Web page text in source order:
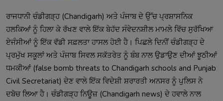
ਰਾਜਧਾਨੀ ਚੰਡੀਗੜ੍ਹ (Chandigarh) ਅਤੇ ਪੰਜਾਬ ਦੇ ਉੱਚ ਪ੍ਰਸ਼ਾਸਨਿਕ
ਹਲਕਿਆਂ ਨੂੰ ਹਿਲਾ ਕੇ ਰੱਖਣ ਵਾਲੇ ਇੱਕ ਬੇਹੱਦ ਸੰਵੇਦਨਸ਼ੀਲ ਮਾਮਲੇ ਵਿੱਚ ਸੁਰੱਖਿਆ
ਏਜੰਸੀਆਂ ਨੂੰ ਇੱਕ ਵੱਡੀ ਸਫ਼ਲਤਾ ਹਾਸਲ ਹੋਈ ਹੈ। ਪਿਛਲੇ ਦਿਨੀਂ ਚੰਡੀਗੜ੍ਹ ਦੇ
ਪ੍ਰਮੁੱਖ ਸਕੂਲਾਂ ਅਤੇ ਪੰਜਾਬ ਸਿਵਲ ਸਕੱਤਰੇਤ ਨੂੰ ਬੰਬ ਨਾਲ ਉਡਾਉਣ ਦੀਆਂ ਝੂਠੀਆਂ
ਧਮਕੀਆਂ (false bomb threats to Chandigarh schools and Punjab
Civil Secretariat) ਦੇਣ ਵਾਲੇ ਇੱਕ ਵਿਦੇਸ਼ੀ ਸ਼ਰਾਰਤੀ ਅਨਸਰ ਨੂੰ ਪੁਲਿਸ ਨੇ
ਦਬੋਚ ਲਿਆ ਹੈ। ਚੰਡੀਗੜ੍ਹ ਨਿਊਜ਼ (Chandigarh news) ਦੇ ਹਵਾਲੇ ਨਾਲ